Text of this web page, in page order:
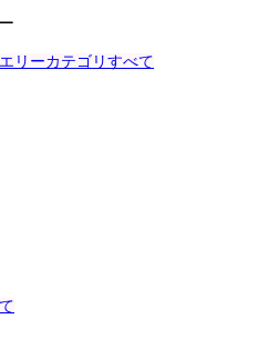
リーカテゴリすべて